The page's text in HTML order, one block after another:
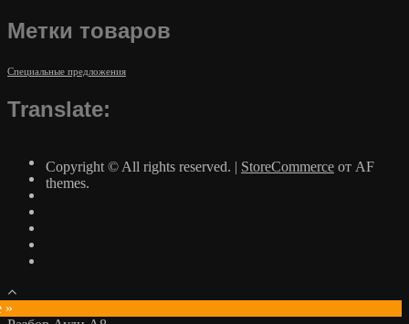
Метки товаров
Специальные предложения
Translate:
Copyright © All rights reserved. | StoreCommerce от AF
themes.
»